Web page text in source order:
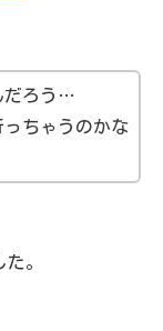
だろう…
ちゃうのかな
。